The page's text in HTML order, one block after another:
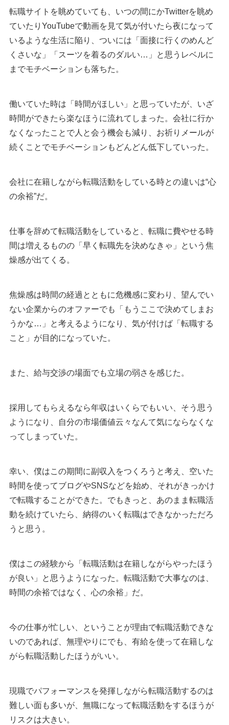
転職サイトを眺めていても、いつの間にかTwitterを眺め
ていたりYouTubeで動画を見て気が付いたら夜になって
いるような生活に陥り、ついには「面接に行くのめんど
くさいな」「スーツを着るのダルい…」と思うレベルに
までモチベーションも落ちた。
働いていた時は「時間がほしい」と思っていたが、いざ
時間ができたら楽なほうに流れてしまった。会社に行か
なくなったことで人と会う機会も減り、お祈りメールが
続くことでモチベーションもどんどん低下していった。
会社に在籍しながら転職活動をしている時との違いは“心
の余裕”だ。
仕事を辞めて転職活動をしていると、転職に費やせる時
間は増えるものの「早く転職先を決めなきゃ」という焦
燥感が出てくる。
焦燥感は時間の経過とともに危機感に変わり、望んでい
ない企業からのオファーでも「もうここで決めてしまお
うかな…」と考えるようになり、気が付けば「転職する
こと」が目的になっていた。
また、給与交渉の場面でも立場の弱さを感じた。
採用してもらえるなら年収はいくらでもいい、そう思う
ようになり、自分の市場価値云々なんて気にならなくな
ってしまっていた。
幸い、僕はこの期間に副収入をつくろうと考え、空いた
時間を使ってブログやSNSなどを始め、それがきっかけ
で転職することができた。でもきっと、あのまま転職活
動を続けていたら、納得のいく転職はできなかっただろ
うと思う。
僕はこの経験から「転職活動は在籍しながらやったほう
が良い」と思うようになった。転職活動で大事なのは、
時間の余裕ではなく、心の余裕」だ。
今の仕事が忙しい、ということが理由で転職活動できな
いのであれば、無理やりにでも、有給を使って在籍しな
がら転職活動したほうがいい。
現職でパフォーマンスを発揮しながら転職活動するのは
難しい面も多いが、無職になって転職活動をするほうが
リスクは大きい。